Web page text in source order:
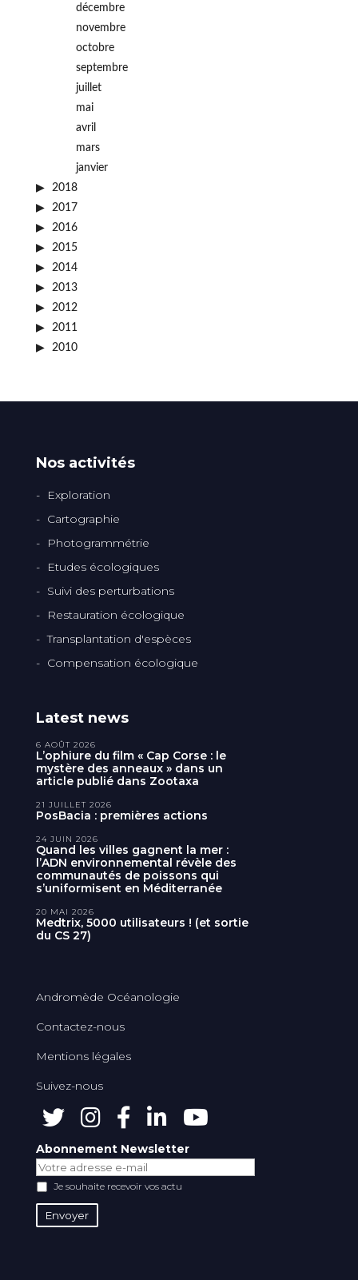
décembre
novembre
octobre
septembre
juillet
mai
avril
mars
janvier
2018
2017
2016
2015
2014
2013
2012
2011
2010
Nos activités
Exploration
Cartographie
Photogrammétrie
Etudes écologiques
Suivi des perturbations
Restauration écologique
Transplantation d'espèces
Compensation écologique
Latest news
L’ophiure du film « Cap Corse : le
mystère des anneaux » dans un
article publié dans Zootaxa
6 AOÛT 2026
PosBacia : premières actions
21 JUILLET 2026
Quand les villes gagnent la mer :
l’ADN environnemental révèle des
communautés de poissons qui
s’uniformisent en Méditerranée
24 JUIN 2026
Medtrix, 5000 utilisateurs ! (et sortie
du CS 27)
20 MAI 2026
Andromède Océanologie
Contactez-nous
Mentions légales
Suivez-nous
Abonnement Newsletter
Je souhaite recevoir vos actu